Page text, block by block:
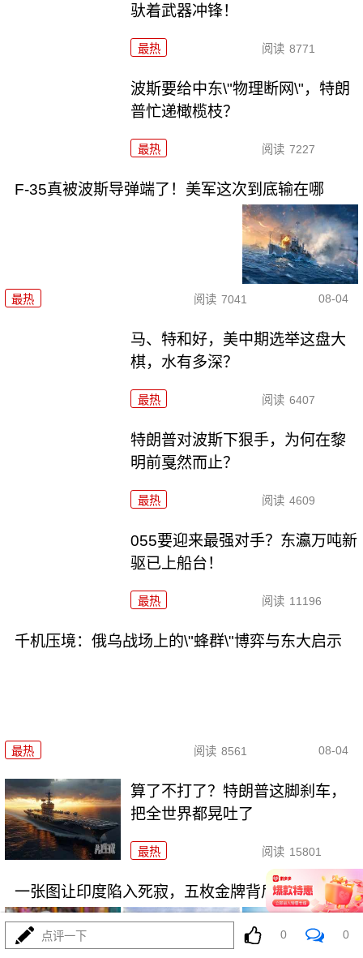
驮着武器冲锋！
最热 阅读 8771
波斯要给中东\"物理断网\"，特朗
普忙递橄榄枝？
最热 阅读 7227
F-35真被波斯导弹端了！美军这次到底输在哪
最热 阅读 7041 08-04
马、特和好，美中期选举这盘大
棋，水有多深？
最热 阅读 6407
特朗普对波斯下狠手，为何在黎
明前戛然而止？
最热 阅读 4609
055要迎来最强对手？东瀛万吨新
驱已上船台！
最热 阅读 11196
千机压境：俄乌战场上的\"蜂群\"博弈与东大启示
最热 阅读 8561 08-04
算了不打了？特朗普这脚刹车，
把全世界都晃吐了
最热 阅读 15801
一张图让印度陷入死寂，五枚金牌背后的终极真相
点评一下 0 0